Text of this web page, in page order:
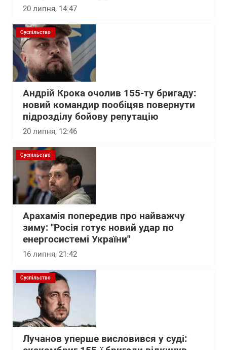
20 липня, 14:47
Суспільство
Андрій Крока очолив 155-ту бригаду:
новий командир пообіцяв повернути
підрозділу бойову репутацію
20 липня, 12:46
Суспільство
Арахамія попередив про найважчу
зиму: "Росія готує новий удар по
енергосистемі України"
16 липня, 21:42
Суспільство
Лучанов уперше висловився у суді: